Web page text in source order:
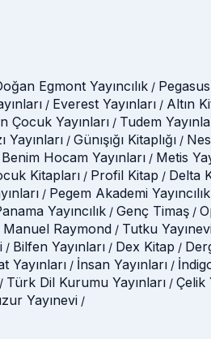
Egmont Yayıncılık /
/ Everest Yayınları / Altın
Çocuk Yayınları / Tudem
Yayınları / Günışığı Kitaplığı /
Benim Hocam Yayınları / Metis
Kitapları / Profil Kitap / Delta
/ Pegem Akademi Yayıncılık
Yayıncılık / Genç Timaş /
Manuel Raymond / Tutku
/ Bilfen Yayınları / Dex Kitap /
Yayınları / İnsan Yayınları /
/ Türk Dil Kurumu Yayınları / Çelik
Yayınevi /